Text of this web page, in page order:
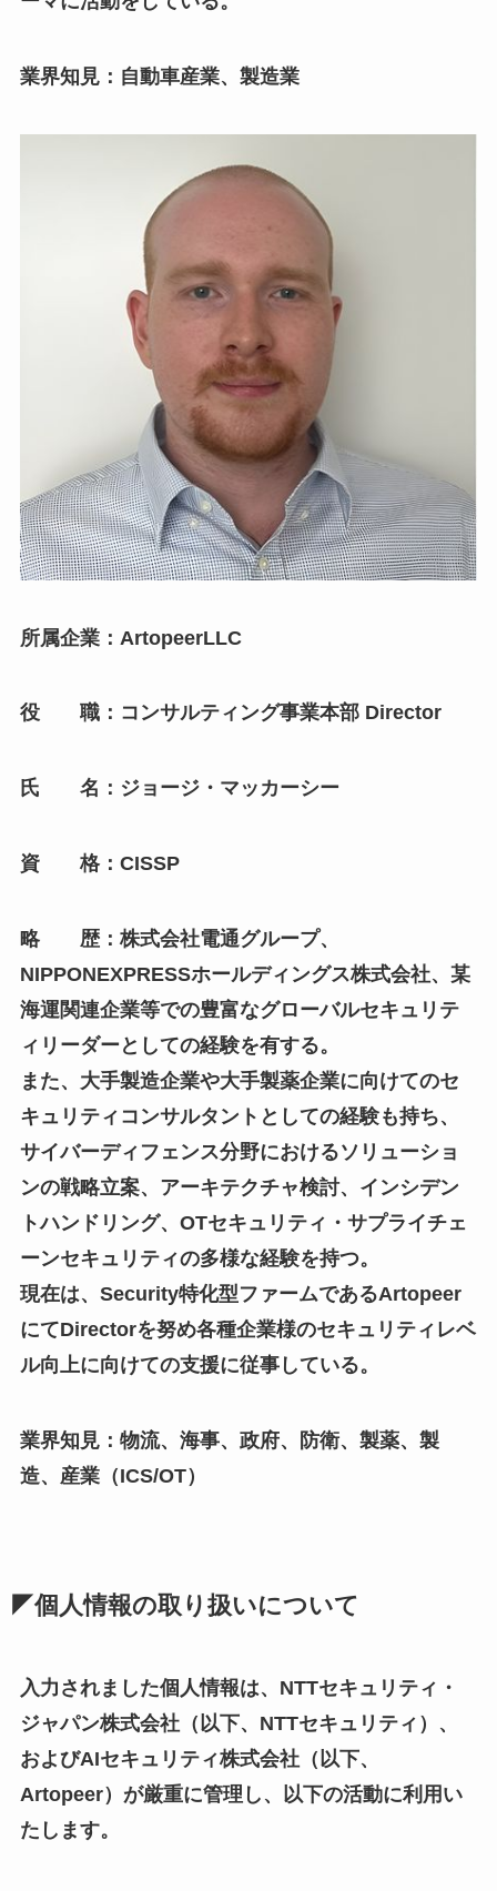
業界知見：自動車産業、製造業
所属企業：ArtopeerLLC
役 職：コンサルティング事業本部 Director
氏 名：ジョージ・マッカーシー
資 格：CISSP
略 歴：株式会社電通グループ、
NIPPONEXPRESSホールディングス株式会社、某
海運関連企業等での豊富なグローバルセキュリテ
ィリーダーとしての経験を有する。
また、大手製造企業や大手製薬企業に向けてのセ
キュリティコンサルタントとしての経験も持ち、
サイバーディフェンス分野におけるソリューショ
ンの戦略立案、アーキテクチャ検討、インシデン
トハンドリング、OTセキュリティ・サプライチェ
ーンセキュリティの多様な経験を持つ。
現在は、Security特化型ファームであるArtopeer
にてDirectorを努め各種企業様のセキュリティレベ
ル向上に向けての支援に従事している。
業界知見：物流、海事、政府、防衛、製薬、製
造、産業（ICS/OT）
◤個人情報の取り扱いについて
入力されました個人情報は、NTTセキュリティ・
ジャパン株式会社（以下、NTTセキュリティ）、
およびAIセキュリティ株式会社（以下、
Artopeer）が厳重に管理し、以下の活動に利用い
たします。